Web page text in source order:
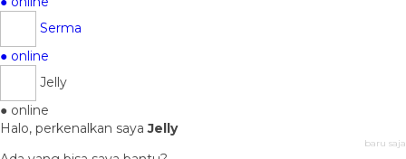
Serma
● online
Jelly
● online
Halo, perkenalkan sayaJelly
baru saja